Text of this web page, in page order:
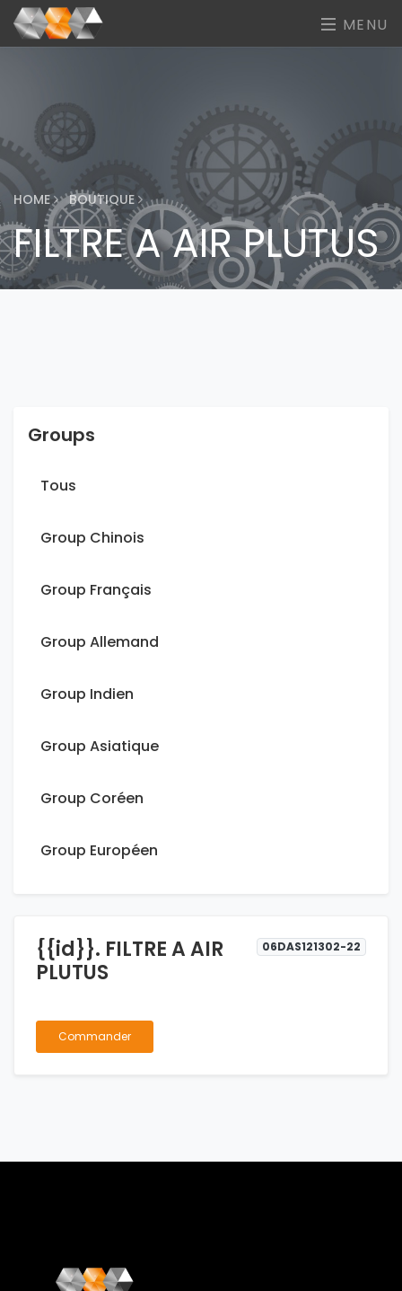
MENU
HOME BOUTIQUE
FILTRE A AIR PLUTUS
Groups
Tous
Group Chinois
Group Français
Group Allemand
Group Indien
Group Asiatique
Group Coréen
Group Européen
{{id}}. FILTRE A AIR
PLUTUS
06DAS121302-22
Commander